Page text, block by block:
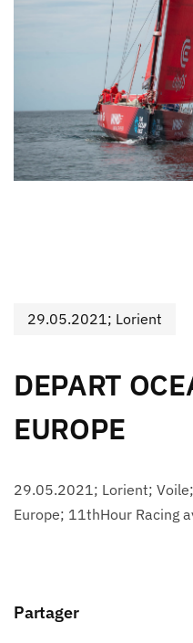
29.05.2021; Lorient
DEPART
EUROPE
29.05.2021; Lorient;
Europe; 11thHour Racing
Partager